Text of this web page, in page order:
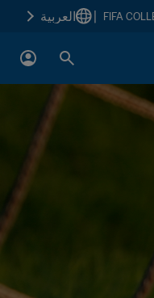
FIFA العربية